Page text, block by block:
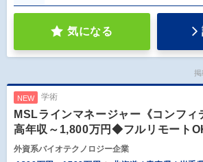
気になる
掲
NEW 学術
MSLラインマネージャー《コンフ
高年収～1,800万円◆フルリモート
外資系バイオテクノロジー企業